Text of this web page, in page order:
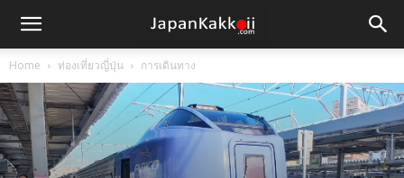
Home ท่องเที่ยวญี่ปุ่น การเดินทาง